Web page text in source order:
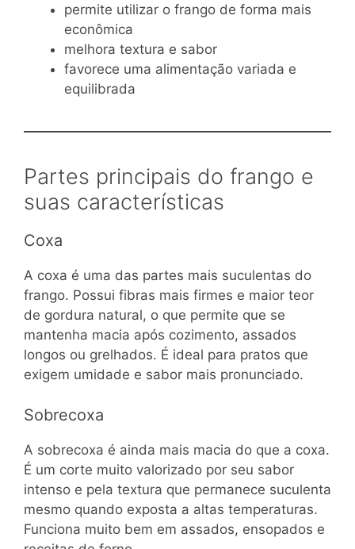
permite utilizar o frango de forma mais
econômica
melhora textura e sabor
favorece uma alimentação variada e
equilibrada
Partes principais do frango e
suas características
Coxa
A coxa é uma das partes mais suculentas do
frango. Possui fibras mais firmes e maior teor
de gordura natural, o que permite que se
mantenha macia após cozimento, assados
longos ou grelhados. É ideal para pratos que
exigem umidade e sabor mais pronunciado.
Sobrecoxa
A sobrecoxa é ainda mais macia do que a coxa.
É um corte muito valorizado por seu sabor
intenso e pela textura que permanece suculenta
mesmo quando exposta a altas temperaturas.
Funciona muito bem em assados, ensopados e